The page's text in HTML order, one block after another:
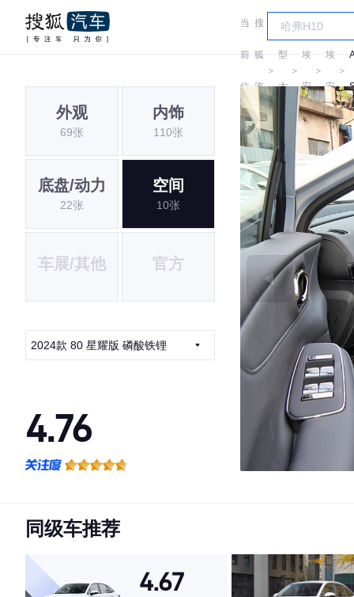
当
前
位
置:
搜
狐
汽
车
＞
车
型
大
＞
埃
安
＞
埃
安
＞
外观
69张
内饰
110张
底盘/动力
22张
空间
10张
车展/其他 官方
2024款 80 星耀版 磷酸铁锂
4.76
·空间表现较为优秀，优于80%同级车
同级车推荐
4.67